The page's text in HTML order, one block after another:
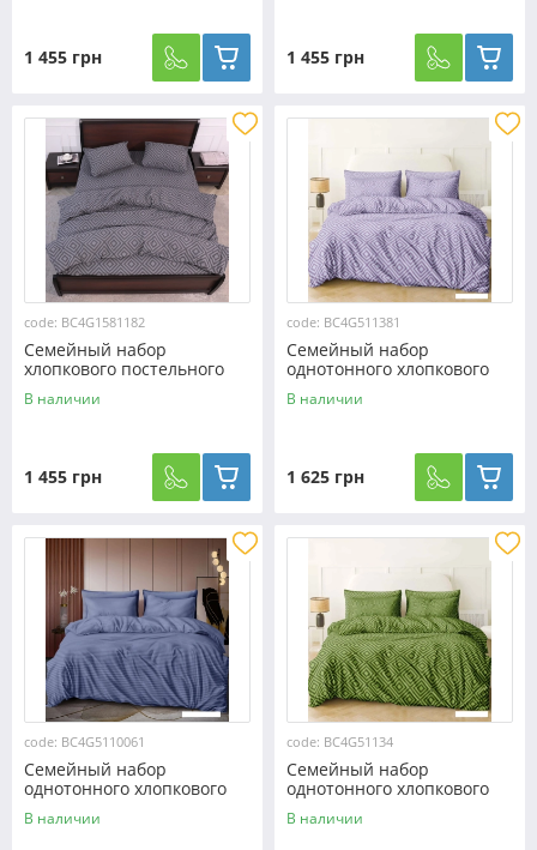
1 455 грн 1 455 грн
code: BC4G1581182
Семейный набор
хлопкового постельного
белья с ромбами из Бязи
"Gold" №1581182
В наличии
1 455 грн
code: BC4G511381
Семейный набор
однотонного хлопкового
постельного белья из Бязи
"Gold" №511381
В наличии
1 625 грн
code: BC4G5110061
Семейный набор
однотонного хлопкового
постельного белья из Бязи
"Gold" №5110061
В наличии
code: BC4G51134
Семейный набор
однотонного хлопкового
постельного белья из Бязи
"Gold" №51134
В наличии